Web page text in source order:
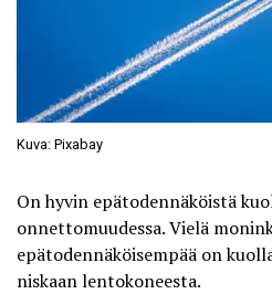
Kuva: Pixabay
On hyvin epätodennäköistä
onnettomuudessa. Vielä
epätodennäköisempää on
niskaan lentokoneesta.